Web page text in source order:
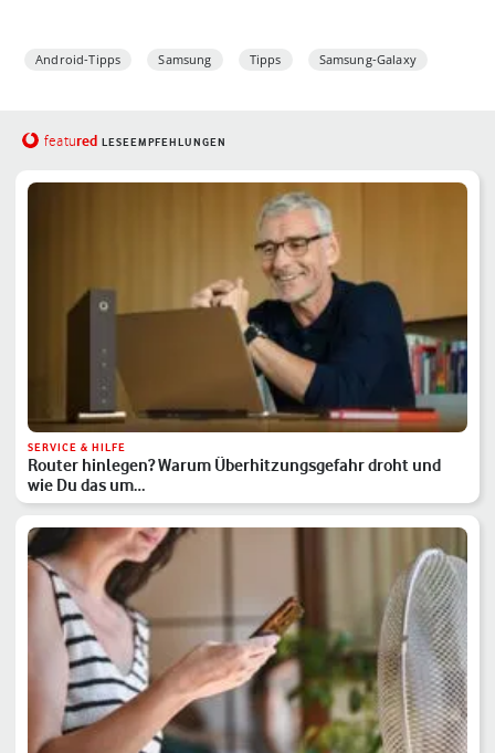
Android-Tipps Samsung Tipps Samsung-Galaxy
featured LESEEMPFEHLUNGEN
SERVICE & HILFE
Router hinlegen? Warum Überhitzungsgefahr droht und
wie Du das um…